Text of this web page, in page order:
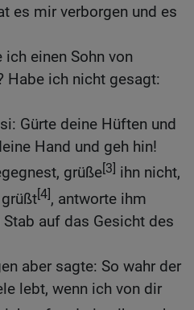
es mir verborgen und es
einen Sohn von
Habe ich nicht gesagt:
Gürte deine Hüften und
Hand und geh hin!
grüße[3] ihn nicht,
[4], antworte ihm
auf das Gesicht des
aber sagte: So wahr der
lebt, wenn ich von dir